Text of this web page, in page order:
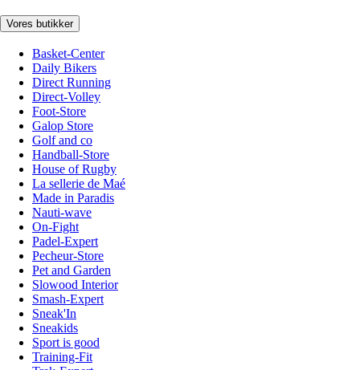
Vores butikker
Basket-Center
Daily Bikers
Direct Running
Direct-Volley
Foot-Store
Galop Store
Golf and co
Handball-Store
House of Rugby
La sellerie de Maé
Made in Paradis
Nauti-wave
On-Fight
Padel-Expert
Pecheur-Store
Pet and Garden
Slowood Interior
Smash-Expert
Sneak'In
Sneakids
Sport is good
Training-Fit